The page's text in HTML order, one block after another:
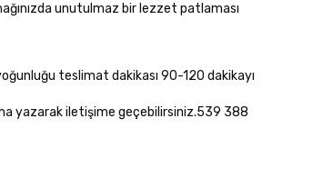
unutulmaz bir lezzet patlaması
teslimat dakikası 90-120 dakikayı
yazarak iletişime geçebilirsiniz.539 388